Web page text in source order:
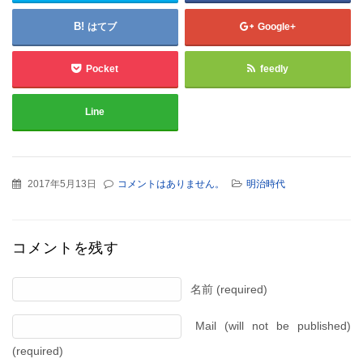
はてブ Google+
Pocket feedly
Line
2017年5月13日 コメントはありません。 明治時代
コメントを残す
名前 (required)
Mail (will not be published)
(required)